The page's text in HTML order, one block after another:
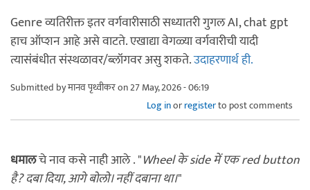
Genre व्यतिरीक्त इतर वर्गवारीसाठी सध्यातरी गुगल AI, chat gpt
हाच ऑप्शन आहे असे वाटते. एखाद्या वेगळ्या वर्गवारीची यादी
त्यासंंबंधीत संस्थळावर/ब्लॉगवर असु शकते.उदाहरणार्थ ही.
Submitted byमानव पृथ्वीकरon 27 May, 2026 - 06:19
Log inorregisterto post comments
धमालचे नाव कसे नाही आले . "Wheel के side में एक red button
है? दबा दिया, आगे बोलो। नहीं दबाना था।"